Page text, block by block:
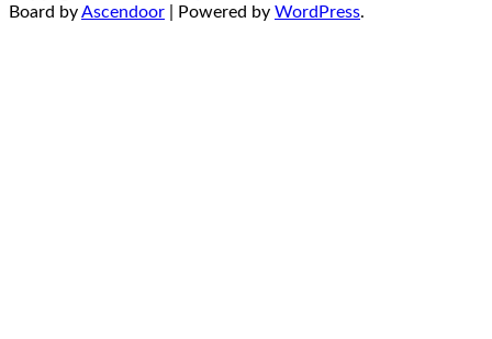
Board byAscendoor | Powered by WordPress.